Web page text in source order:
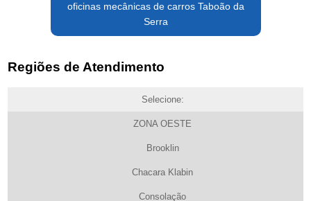
oficinas mecânicas de carros Taboão da
Serra
Regiões de Atendimento
Selecione:
ZONA OESTE
Brooklin
Chacara Klabin
Consolação